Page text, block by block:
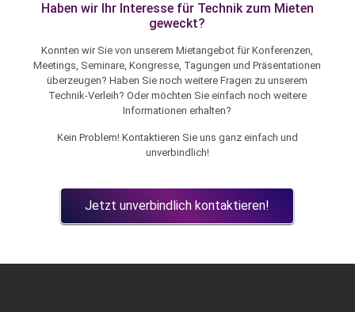
Haben wir Ihr Interesse für Technik zum Mieten
geweckt?
Konnten wir Sie von unserem Mietangebot für Konferenzen,
Meetings, Seminare, Kongresse, Tagungen und Präsentationen
überzeugen? Haben Sie noch weitere Fragen zu unserem
Technik-Verleih? Oder möchten Sie einfach noch weitere
Informationen erhalten?
Kein Problem! Kontaktieren Sie uns ganz einfach und
unverbindlich!
Jetzt unverbindlich kontaktieren!